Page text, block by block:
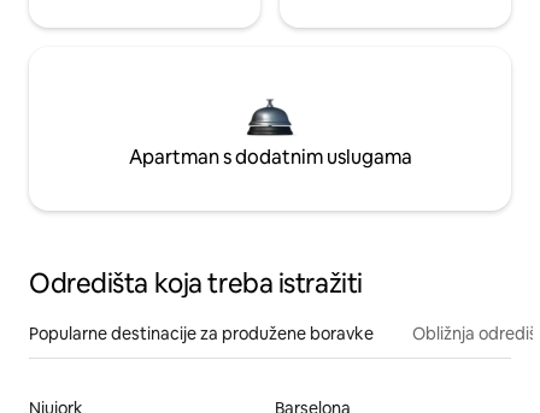
Apartman s dodatnim uslugama
Odredišta koja treba istražiti
Popularne destinacije za produžene boravke Obližnja
Njujork
Barselona